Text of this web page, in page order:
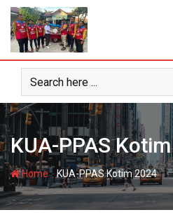
Skip
content
KUA-PPAS
Home-KUA-PPAS Kotim 2024